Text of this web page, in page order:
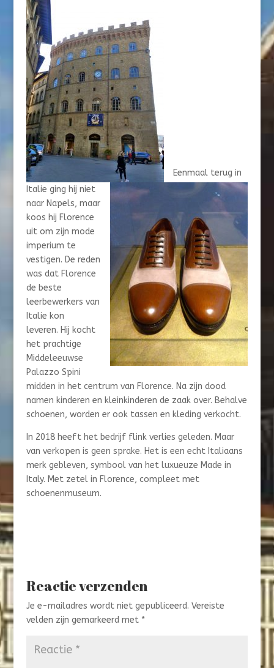
Eenmaal terug in
Italie ging hij niet
naar Napels, maar
koos hij Florence
uit om zijn mode
imperium te
vestigen. De reden
was dat Florence
de beste
leerbewerkers van
Italie kon
leveren. Hij kocht
het prachtige
Middeleeuwse
Palazzo Spini
midden in het centrum van Florence. Na zijn dood
namen kinderen en kleinkinderen de zaak over. Behalve
schoenen, worden er ook tassen en kleding verkocht.
In 2018 heeft het bedrijf flink verlies geleden. Maar
van verkopen is geen sprake. Het is een echt Italiaans
merk gebleven, symbool van het luxueuze Made in
Italy. Met zetel in Florence, compleet met
schoenenmuseum.
Reactie verzenden
Je e-mailadres wordt niet gepubliceerd. Vereiste
velden zijn gemarkeerd met *